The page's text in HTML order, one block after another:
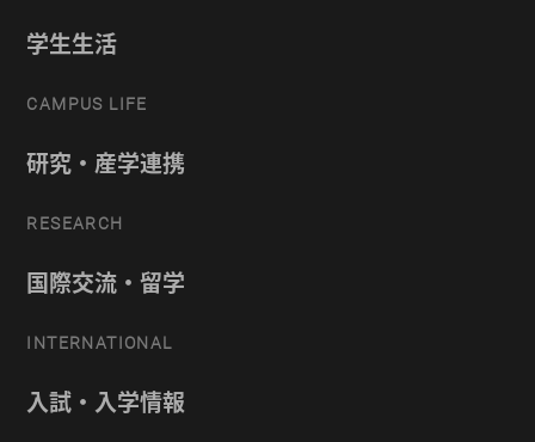
学生生活
CAMPUS LIFE
研究・産学連携
RESEARCH
国際交流・留学
INTERNATIONAL
入試・入学情報